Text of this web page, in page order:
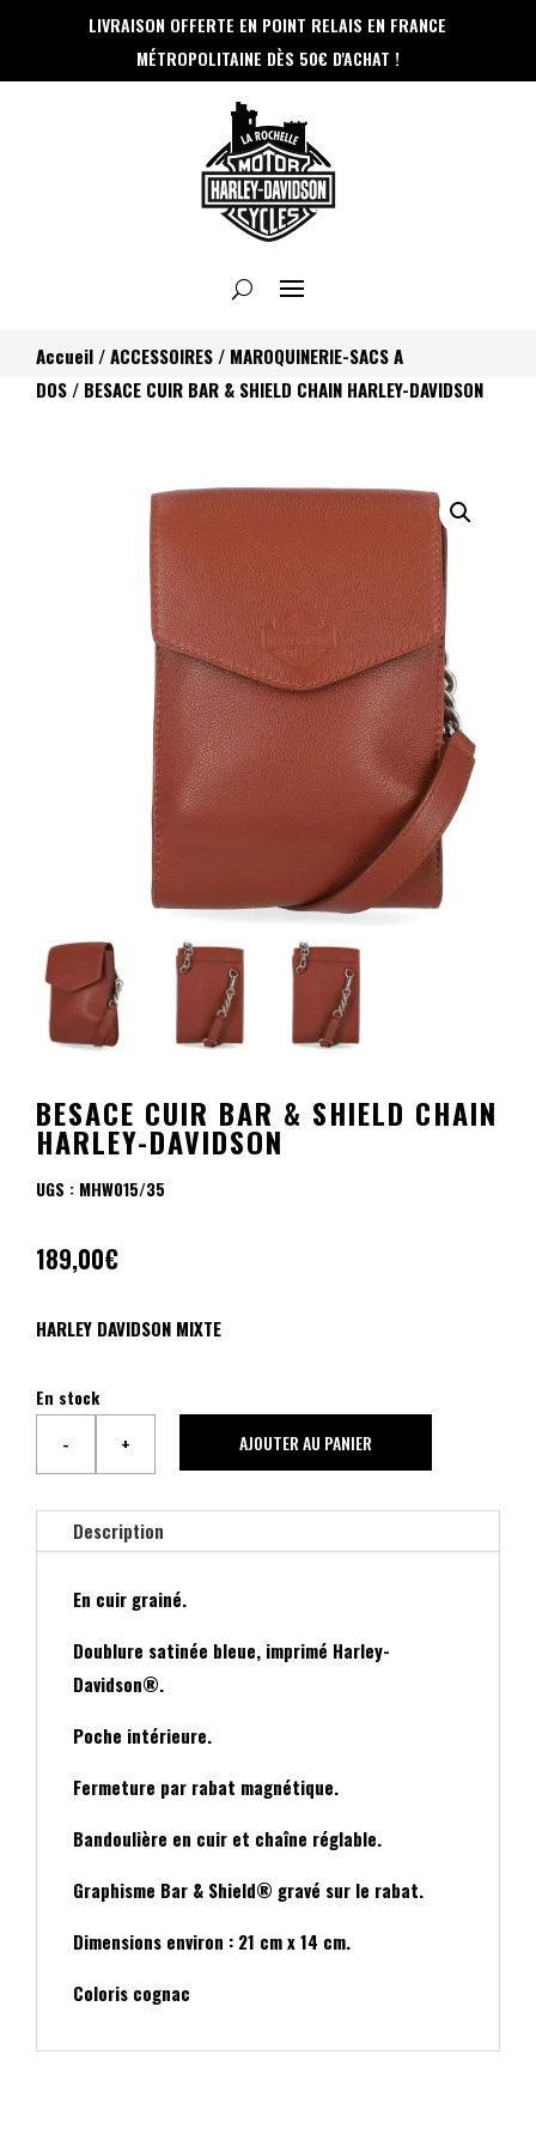
Panneau de gestion des cookies
LIVRAISON OFFERTE EN POINT RELAIS EN FRANCE
MÉTROPOLITAINE DÈS 50€ D'ACHAT !
Accueil /ACCESSOIRES / MAROQUINERIE-SACS A
DOS / BESACE CUIR BAR & SHIELD CHAIN HARLEY-DAVIDSON
BESACE CUIR BAR & SHIELD CHAIN
HARLEY-DAVIDSON
UGS : MHW015/35
189,00€
HARLEY DAVIDSON MIXTE
En stock
BESACE
CUIR
SHIELD
CHAIN
HARLEY-
- + AJOUTER AU PANIER
Description
En cuir grainé.
Doublure satinée bleue, imprimé Harley-
Davidson®.
Poche intérieure.
Fermeture par rabat magnétique.
Bandoulière en cuir et chaîne réglable.
Graphisme Bar & Shield® gravé sur le rabat.
Dimensions environ : 21 cm x 14 cm.
Coloris cognac